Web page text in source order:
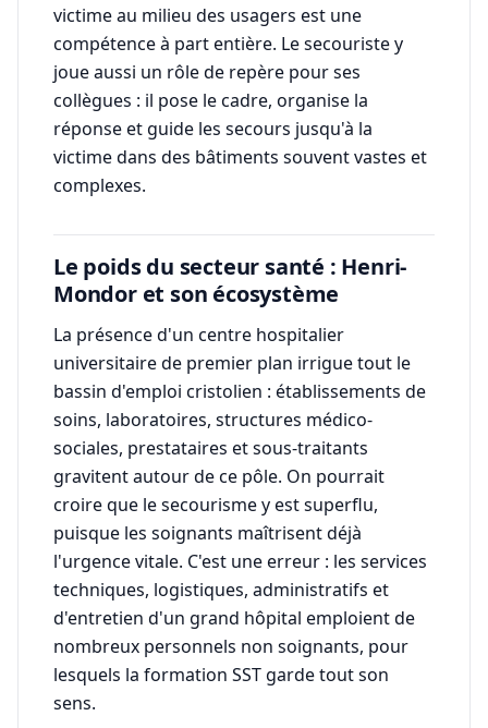
victime au milieu des usagers est une
compétence à part entière. Le secouriste y
joue aussi un rôle de repère pour ses
collègues : il pose le cadre, organise la
réponse et guide les secours jusqu'à la
victime dans des bâtiments souvent vastes et
complexes.
Le poids du secteur santé : Henri-
Mondor et son écosystème
La présence d'un centre hospitalier
universitaire de premier plan irrigue tout le
bassin d'emploi cristolien : établissements de
soins, laboratoires, structures médico-
sociales, prestataires et sous-traitants
gravitent autour de ce pôle. On pourrait
croire que le secourisme y est superflu,
puisque les soignants maîtrisent déjà
l'urgence vitale. C'est une erreur : les services
techniques, logistiques, administratifs et
d'entretien d'un grand hôpital emploient de
nombreux personnels non soignants, pour
lesquels la formation SST garde tout son
sens.